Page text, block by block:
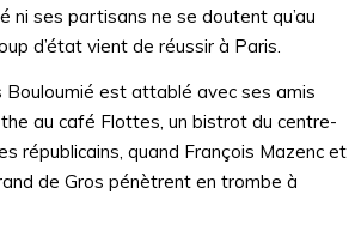
ni ses partisans ne se doutent qu’au
d’état vient de réussir à Paris.
Bouloumié est attablé avec ses amis
au café Flottes, un bistrot du centre-
républicains, quand François Mazenc et
de Gros pénètrent en trombe à